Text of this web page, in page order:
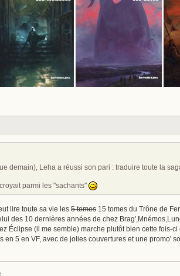
demain), Leha a réussi son pari : traduire toute la
parmi les "sachants"
lire toute sa vie les 5 tomes 15 tomes du Trône de
des 10 dernières années de chez
Éclipse (il me semble) marche plutôt bien cette fois-ci
5 en VF, avec de jolies couvertures et une promo'